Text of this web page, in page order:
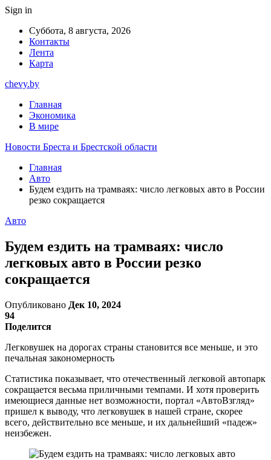
Sign in
Суббота, 8 августа, 2026
Контакты
Лента
Карта
chevy.by
Главная
Экономика
В мире
Новости Бреста и Брестской области
Главная
Авто
Будем ездить на трамваях: число легковых авто в России
резко сокращается
Авто
Будем ездить на трамваях: число
легковых авто в России резко
сокращается
Опубликовано Дек 10, 2024
94
Поделится
Легковушек на дорогах страны становится все меньше, и это
печальная закономерность
Статистика показывает, что отечественный легковой автопарк
сокращается весьма приличными темпами. И хотя проверить
имеющиеся данные нет возможности, портал «АвтоВзгляд»
пришел к выводу, что легковушек в нашей стране, скорее
всего, действительно все меньше, и их дальнейший «падеж»
неизбежен.